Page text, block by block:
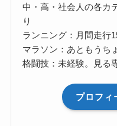
中・高・社会人の各カ
り
ランニング：月間走行
マラソン：あともうち
格闘技：未経験。見る
プロフィ